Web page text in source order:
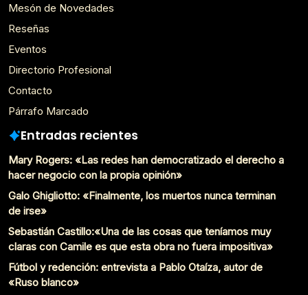
Mesón de Novedades
Reseñas
Eventos
Directorio Profesional
Contacto
Párrafo Marcado
Entradas recientes
Mary Rogers: «Las redes han democratizado el derecho a
hacer negocio con la propia opinión»
Galo Ghigliotto: «Finalmente, los muertos nunca terminan
de irse»
Sebastián Castillo:«Una de las cosas que teníamos muy
claras con Camile es que esta obra no fuera impositiva»
Fútbol y redención: entrevista a Pablo Otaíza, autor de
«Ruso blanco»